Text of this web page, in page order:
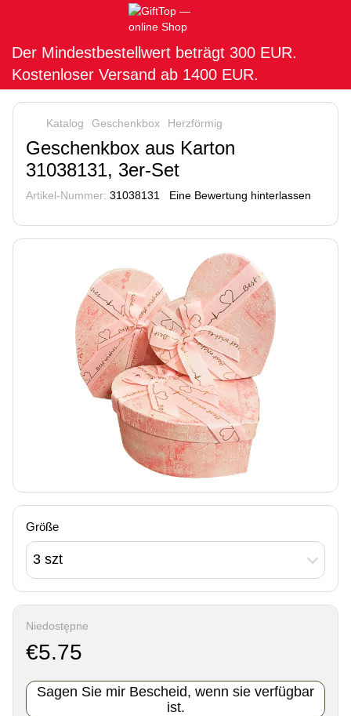
Der Mindestbestellwert beträgt 300 EUR.
Kostenloser Versand ab 1400 EUR.
Katalog Geschenkbox Herzförmig
Geschenkbox aus Karton
31038131, 3er-Set
Artikel-Nummer: 31038131 Eine Bewertung hinterlassen
Größe
3 szt
Niedostępne
€5.75
Sagen Sie mir Bescheid, wenn sie verfügbar
ist.